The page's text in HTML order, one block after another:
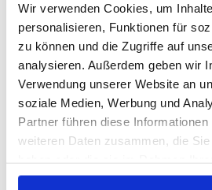
Wir verwenden Cookies, um
personalisieren, Funktionen für
zu können und die Zugriffe auf
analysieren. Außerdem geben wir
Verwendung unserer Website an
soziale Medien, Werbung und
Partner führen diese
weiteren Daten zusammen, die
gesammelt haben.
Budgetrahmen, kann die Suche
entdecken Sie ja hier bei
ein Haus, das Ihren Vorstellungen
zögern Sie nicht,uns zu
einen Besichtigungstermin, bei
folgende Aspekte in den Blick
Nahversorgung
Schulen, Kinderbetreuung und
Ort